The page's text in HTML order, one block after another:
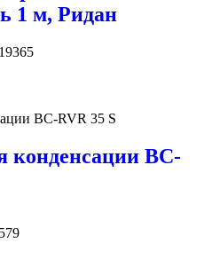
1 м, Ридан
19365
конденсации BC-